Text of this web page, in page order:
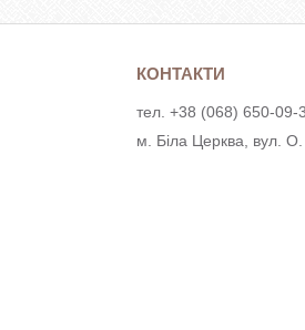
КОНТАКТИ
тел. +38 (068) 650-09-
м. Біла Церква, вул.